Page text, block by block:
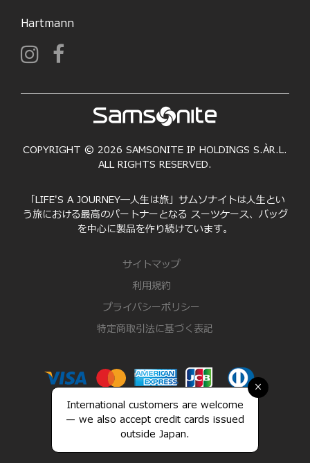
×
International customers are welcome
— we also accept credit cards issued
outside Japan.
Hartmann
COPYRIGHT © 2026 SAMSONITE IP HOLDINGS S.ÀR.L.
ALL RIGHTS RESERVED.
「LIFE'S A JOURNEY―人生は旅」サムソナイトは人生とい
う旅における最高のパートナーとなる スーツケース、バッグ
を中心に製品を作り続けています。
サイトマップ
利用規約
プライバシーポリシー
特定商取引法に基づく表記